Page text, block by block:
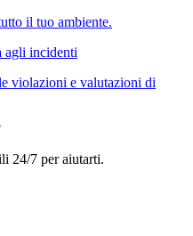
il tuo ambiente.
agli incidenti
violazioni e valutazioni di
24/7 per aiutarti.